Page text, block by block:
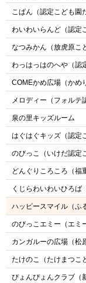
こぱん（認定こども園
わいわいらんど（認定
なつみかん（放虎原こ
わっはっはのへや（認
COMEかめ広場（かめ
メロディー（フォルテ
泉の里キッズルーム
はぐはぐキッズ（認定
のびっこ（いけだ認定
どんぐりころころ（福
くじらわいわいひろば
ハッピースマイル（ふ
のびっこエミー（エミ
カンガルーの広場（松
たけのこ（たけまつこ
ぴょんぴょんクラブ（